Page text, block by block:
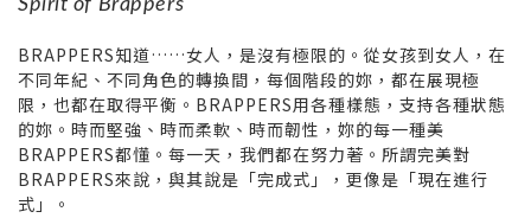
Spirit of Brappers
BRAPPERS知道……女人，是沒有極限的。從女孩到女人，在
不同年紀、不同角色的轉換間，每個階段的妳，都在展現極
限，也都在取得平衡。BRAPPERS用各種樣態，支持各種狀態
的妳。時而堅強、時而柔軟、時而韌性，妳的每一種美
BRAPPERS都懂。每一天，我們都在努力著。所謂完美對
BRAPPERS來說，與其說是「完成式」，更像是「現在進行
式」。